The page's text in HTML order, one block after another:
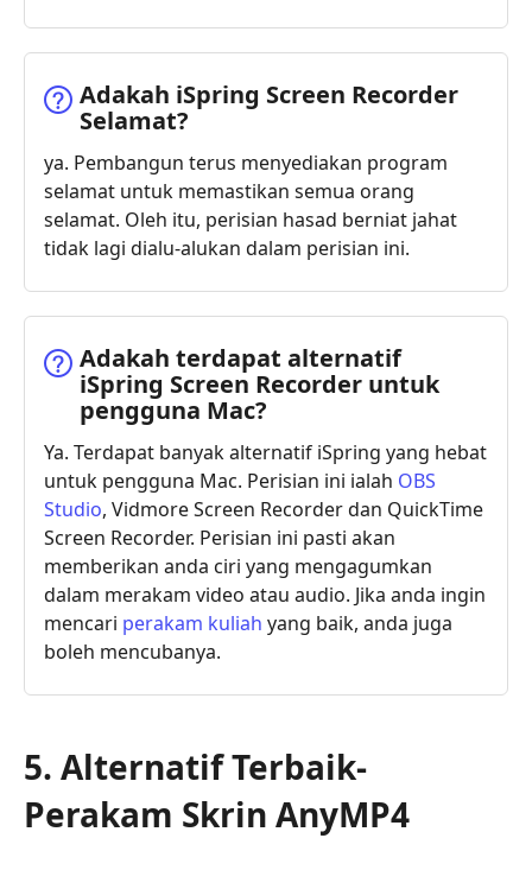
Adakah iSpring Screen Recorder
Selamat?
ya. Pembangun terus menyediakan program
selamat untuk memastikan semua orang
selamat. Oleh itu, perisian hasad berniat jahat
tidak lagi dialu-alukan dalam perisian ini.
Adakah terdapat alternatif
iSpring Screen Recorder untuk
pengguna Mac?
Ya. Terdapat banyak alternatif iSpring yang hebat
untuk pengguna Mac. Perisian ini ialah OBS
Studio, Vidmore Screen Recorder dan QuickTime
Screen Recorder. Perisian ini pasti akan
memberikan anda ciri yang mengagumkan
dalam merakam video atau audio. Jika anda ingin
mencari perakam kuliah yang baik, anda juga
boleh mencubanya.
5. Alternatif Terbaik-
Perakam Skrin AnyMP4